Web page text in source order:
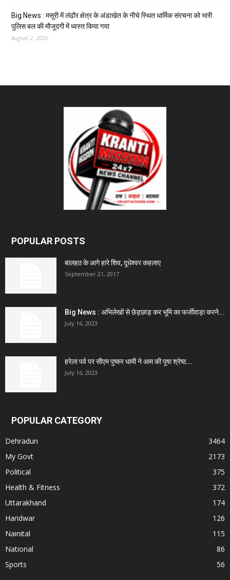
Big News : मसूरी में लंढौर क्षेत्र के अंडाखेत के नीचे स्थित धार्मिक संरचना को भारी
पुलिस बल की मौजूदगी में ध्वस्त किया गया
August 2, 2026
POPULAR POSTS
बालहठ के आगे हारे शिव, दूधेश्वर कहलाए
September 21, 2017
Big News : अभिलेखों से छेड़छाड़ कर भूमि का फर्जीवाड़ा करने...
July 16, 2023
हरेला पर्व पर सीएम पुष्कर धामी ने आम की पूषा श्रेष्ठ...
July 16, 2023
POPULAR CATEGORY
Dehradun
3464
My Govt
2173
Political
375
Health & Fitness
372
Uttarakhand
174
Haridwar
126
Nainital
115
National
86
Sports
56